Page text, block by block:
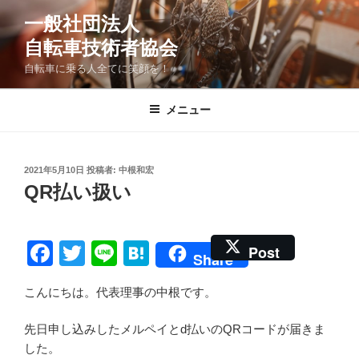
コ
ツ
一般社団法人
自転車技術者協会
自転車に乗る人全てに笑顔を！
メニュー
投
稿
日:
2021年5月10日 投稿者: 中根和宏
QR払い扱い
F
c
e
T
tt
er
Li
e
H
at
e
n
Share Post
こんにちは。代表理事の中根です。
先日申し込みしたメルペイとd払いのQRコードが届きま
した。